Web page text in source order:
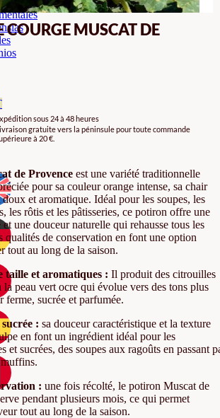
COURGE MUSCAT DE
sous 24 à 48 heures
gratuite vers la péninsule pour toute commande
à 20 €.
de Provence est une variété traditionnelle
pour sa couleur orange intense, sa chair
et aromatique. Idéal pour les soupes, les
les rôtis et les pâtisseries, ce potiron offre une
une douceur naturelle qui rehausse tous les
qualités de conservation en font une option
tout au long de la saison.
taille et aromatiques : Il produit des citrouilles
la peau vert ocre qui évolue vers des tons plus
ferme, sucrée et parfumée.
: sa douceur caractéristique et la texture
en font un ingrédient idéal pour les
et sucrées, des soupes aux ragoûts en passant
: une fois récolté, le potiron Muscat de
pendant plusieurs mois, ce qui permet
tout au long de la saison.